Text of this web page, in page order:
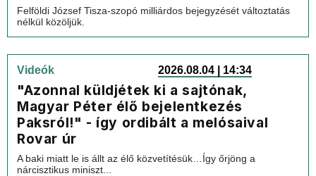
Felföldi József Tisza-szopó milliárdos bejegyzését változtatás
nélkül közöljük.
Videók 2026.08.04 | 14:34
"Azonnal küldjétek ki a sajtónak,
Magyar Péter élő bejelentkezés
Paksról!" - így ordibált a melósaival
Rovar úr
A baki miatt le is állt az élő közvetítésük…Így őrjöng a
nárcisztikus miniszt...